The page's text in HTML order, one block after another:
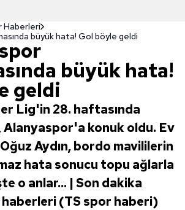
Haberleri
büyük hata! Gol böyle geldi
büyük hata!
geldi
Lig'in 28. haftasında
konuk oldu. Ev
Aydın, bordo mavililerin
hata sonucu topu ağlarla
o anlar... | Son dakika
(TS spor haberi)